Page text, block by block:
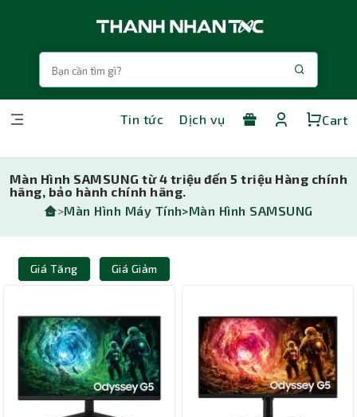
Tin tức Dịch vụ Cart
Màn Hình SAMSUNG từ 4 triệu đến 5 triệu Hàng chính
hãng, bảo hành chính hãng.
>Màn Hình Máy Tính>Màn Hình SAMSUNG
Giá Tăng Giá Giảm